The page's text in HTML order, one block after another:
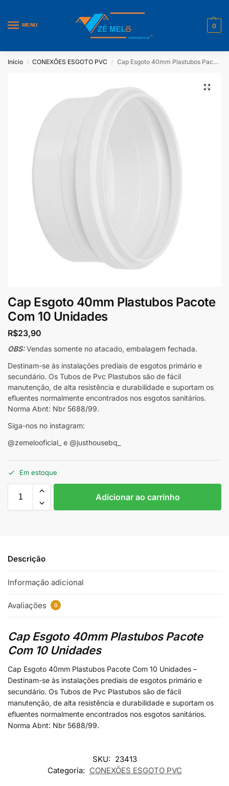
MENU 0
Início / CONEXÕES ESGOTO PVC / Cap Esgoto 40mm Plastubos Pacote Com 10 Unidades
Cap Esgoto 40mm Plastubos Pacote
Com 10 Unidades
R$23,90
OBS:Vendas somente no atacado, embalagem fechada.
Destinam-se às instalações prediais de esgotos primário e
secundário. Os Tubos de Pvc Plastubos são de fácil
manutenção, de alta resistência e durabilidade e suportam os
efluentes normalmente encontrados nos esgotos sanitários.
Norma Abnt: Nbr 5688/99.
Siga-nos no instagram:
@zemelooficial_ e @justhousebq_
Em estoque
Adicionar ao carrinho
Descrição
Informação adicional
Avaliações 0
Cap Esgoto 40mm Plastubos Pacote
Com 10 Unidades
Cap Esgoto 40mm Plastubos Pacote Com 10 Unidades –
Destinam-se às instalações prediais de esgotos primário e
secundário. Os Tubos de Pvc Plastubos são de fácil
manutenção, de alta resistência e durabilidade e suportam os
efluentes normalmente encontrados nos esgotos sanitários.
Norma Abnt: Nbr 5688/99.
SKU: 23413
Categoria: CONEXÕES ESGOTO PVC